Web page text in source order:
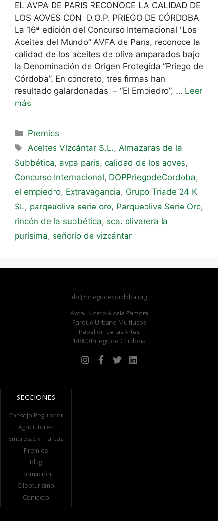
EL AVPA DE PARIS RECONOCE LA CALIDAD DE
LOS AOVES CON D.O.P. PRIEGO DE CÓRDOBA
La 16ª edición del Concurso Internacional “Los
Aceites del Mundo” AVPA de París, reconoce la
calidad de los aceites de oliva amparados bajo
la Denominación de Origen Protegida “Priego de
Córdoba”. En concreto, tres firmas han
resultado galardonadas: – “El Empiedro”, … Leer
más
Premios
Aceites Vizcántar S.L.,Almazaras de la
Subbética, avpa paris, calidad de los aoves,
Concurso Internacional, DOPPriegodeCordoba,
el empiedro, Extravagancia, Grupo Triade 24 K
SL, parqeuoliva serie oro, Parqueoliva Serie Oro,
rincón de la subbética, sca. olivarera la
purísima, señorío de vizcántar
do@priegodecordoba.org
Avda. Niceto Alcalá Zamora
Parque Urbano Multiusos
Pabellón de las Artes
14800 Priego de Córdoba
SECCIONES
Consejo Regulador
Agricultores
Empresas y marcas
Premios
Blog
Formación
Oleoturismo
Contacto